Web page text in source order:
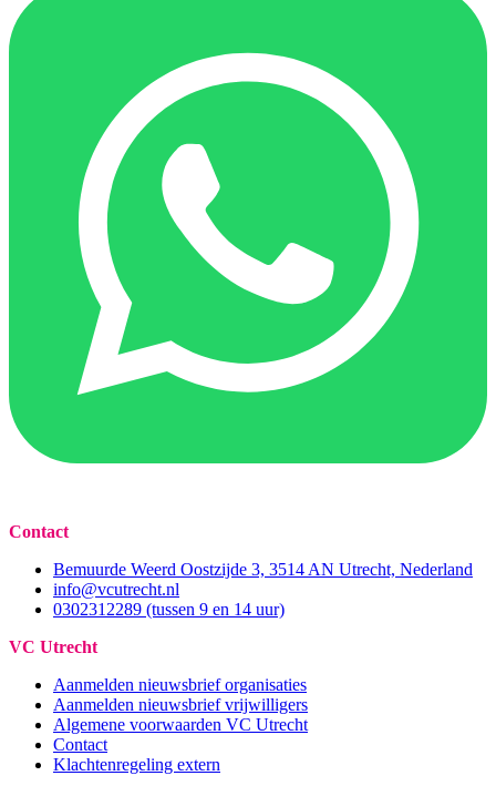
Contact
Bemuurde Weerd Oostzijde 3, 3514 AN Utrecht, Nederland
info@vcutrecht.nl
0302312289 (tussen 9 en 14 uur)
VC Utrecht
Aanmelden nieuwsbrief organisaties
Aanmelden nieuwsbrief vrijwilligers
Algemene voorwaarden VC Utrecht
Contact
Klachtenregeling extern